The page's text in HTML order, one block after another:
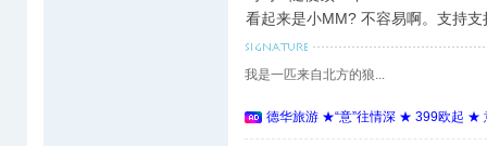
看起来是小MM? 不容易啊。支持支
我是一匹来自北方的狼...
德华旅游 ★“意”往情深 ★ 399欧起 ★